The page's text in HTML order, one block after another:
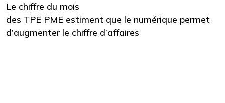
Le chiffre du mois
des TPE PME estiment que le numérique permet
d’augmenter le chiffre d’affaires